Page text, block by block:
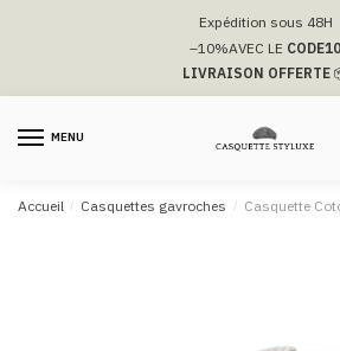
navigation
Expédition sous 48H
–10%AVEC LE CODE10
LIVRAISON OFFERTE
MENU
Accueil / Casquettes gavroches / Casquette